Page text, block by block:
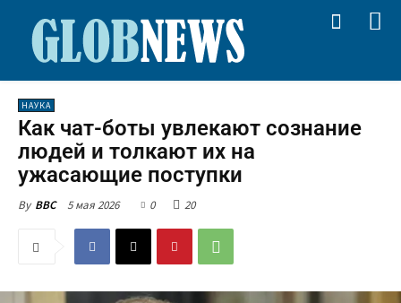
НАУКА
Как чат-боты увлекают сознание
людей и толкают их на
ужасающие поступки
By BBC 5 мая 2026 0 20